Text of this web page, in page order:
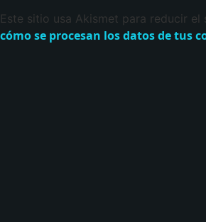
Este sitio usa Akismet para reducir el
cómo se procesan los datos de tus